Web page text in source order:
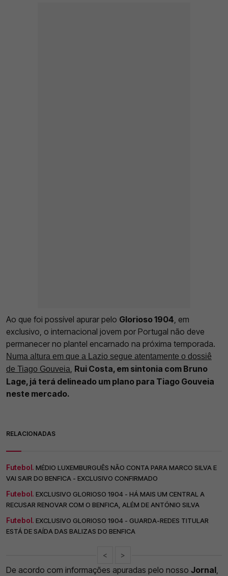
Ao que foi possível apurar pelo Glorioso 1904, em
exclusivo, o internacional jovem por Portugal não deve
permanecer no plantel encarnado na próxima temporada.
Numa altura em que a Lazio segue atentamente o dossiê
de Tiago Gouveia, Rui Costa, em sintonia com Bruno
Lage, já terá delineado um plano para Tiago Gouveia
neste mercado.
RELACIONADAS
Futebol. MÉDIO LUXEMBURGUÊS NÃO CONTA PARA MARCO SILVA E
VAI SAIR DO BENFICA - EXCLUSIVO CONFIRMADO
Futebol. EXCLUSIVO GLORIOSO 1904 - HÁ MAIS UM CENTRAL A
RECUSAR RENOVAR COM O BENFICA, ALÉM DE ANTÓNIO SILVA
Futebol. EXCLUSIVO GLORIOSO 1904 - GUARDA-REDES TITULAR
ESTÁ DE SAÍDA DAS BALIZAS DO BENFICA
< >
De acordo com informações apuradas pelo nosso Jornal,